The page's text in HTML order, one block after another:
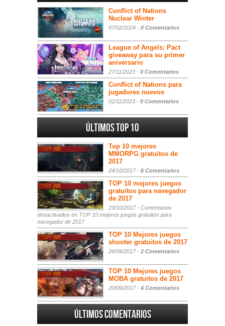
Conflict of Nations
Nuclear Winter
07/02/2024 - 0 Comentarios
League of Angels: Pact
giveaway para su primer
aniversario
27/11/2023 - 0 Comentarios
Conflict of Nations para
jugadores nuevos
02/11/2023 - 0 Comentarios
Últimos Top 10
Top 10 mejores
MMORPG gratuitos de
2017
24/10/2017 - 6 Comentarios
TOP 10 mejores juegos
gratuitos para navegador
de 2017
23/10/2017 - Comentarios
desactivados en TOP 10 mejores juegos gratuitos para
navegador de 2017
TOP 10 Mejores juegos
shooter gratuitos de 2017
26/09/2017 - 2 Comentarios
TOP 10 Mejores juegos
MOBA gratuitos de 2017
20/09/2017 - 4 Comentarios
Últimos comentarios